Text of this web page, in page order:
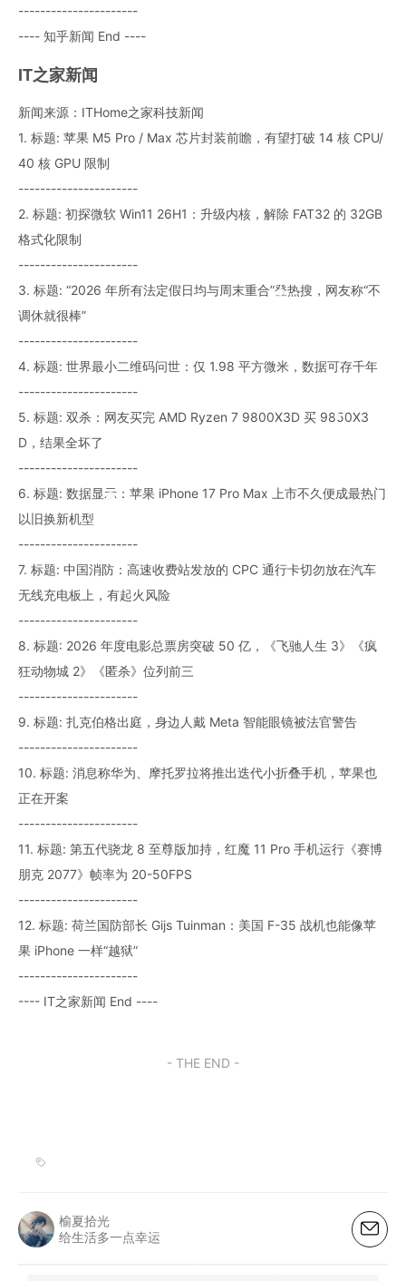
----------------------
---- 知乎新闻 End ----
IT之家新闻
新闻来源：ITHome之家科技新闻
1. 标题: 苹果 M5 Pro / Max 芯片封装前瞻，有望打破 14 核 CPU/
40 核 GPU 限制
----------------------
2. 标题: 初探微软 Win11 26H1：升级内核，解除 FAT32 的 32GB
格式化限制
----------------------
3. 标题: “2026 年所有法定假日均与周末重合”登热搜，网友称“不
调休就很棒”
----------------------
4. 标题: 世界最小二维码问世：仅 1.98 平方微米，数据可存千年
----------------------
5. 标题: 双杀：网友买完 AMD Ryzen 7 9800X3D 买 9850X3
D，结果全坏了
----------------------
6. 标题: 数据显示：苹果 iPhone 17 Pro Max 上市不久便成最热门
以旧换新机型
----------------------
7. 标题: 中国消防：高速收费站发放的 CPC 通行卡切勿放在汽车
无线充电板上，有起火风险
----------------------
8. 标题: 2026 年度电影总票房突破 50 亿，《飞驰人生 3》《疯
狂动物城 2》《匿杀》位列前三
----------------------
9. 标题: 扎克伯格出庭，身边人戴 Meta 智能眼镜被法官警告
----------------------
10. 标题: 消息称华为、摩托罗拉将推出迭代小折叠手机，苹果也
正在开案
----------------------
11. 标题: 第五代骁龙 8 至尊版加持，红魔 11 Pro 手机运行《赛博
朋克 2077》帧率为 20-50FPS
----------------------
12. 标题: 荷兰国防部长 Gijs Tuinman：美国 F-35 战机也能像苹
果 iPhone 一样“越狱”
----------------------
---- IT之家新闻 End ----
- THE END -
榆夏拾光
给生活多一点幸运